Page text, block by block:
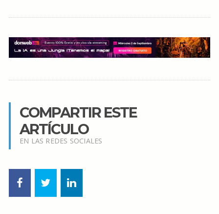
COMPARTIR ESTE
ARTÍCULO
EN LAS REDES SOCIALES